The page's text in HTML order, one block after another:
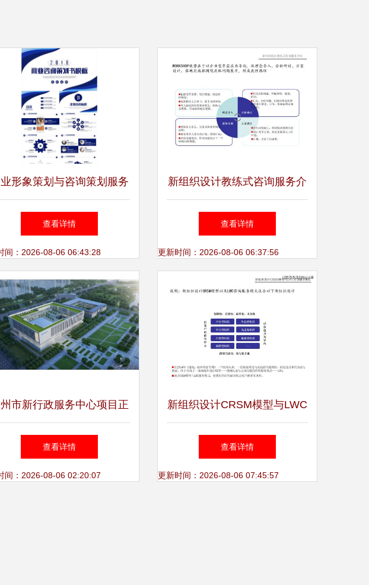
形象策划与咨询策划服务
PPT模板指南
查看详情
间：2026-08-06 06:43:28
新组织设计教练式咨询服务介
绍
查看详情
更新时间：2026-08-06 06:37:56
市新行政服务中心项目正
式启动 芗城片区改造迈向新
阶段
查看详情
间：2026-08-06 02:20:07
新组织设计CRSM模型与LWC
咨询服务模式介绍 构建敏捷
战略与可持续成长的咨询策划
查看详情
更新时间：2026-08-06 07:45:57